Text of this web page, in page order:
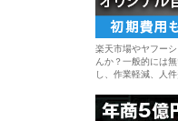
楽天市場やヤフー
んか？一般的には
し、作業軽減、人